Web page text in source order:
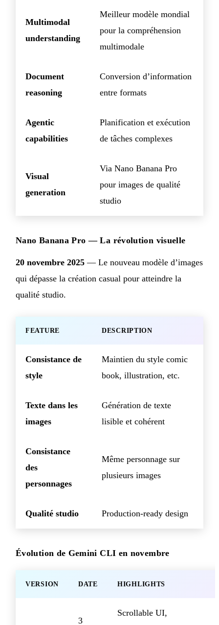
Multimodal
understanding
Meilleur modèle mondial
pour la compréhension
multimodale
Document
reasoning
Conversion d’information
entre formats
Agentic
capabilities
Planification et exécution
de tâches complexes
Visual
generation
Via Nano Banana Pro
pour images de qualité
studio
Nano Banana Pro — La révolution visuelle
20 novembre 2025 — Le nouveau modèle d’images
qui dépasse la création casual pour atteindre la
qualité studio.
FEATURE DESCRIPTION
Consistance de
style
Maintien du style comic
book, illustration, etc.
Texte dans les
images
Génération de texte
lisible et cohérent
Consistance
des
personnages
Même personnage sur
plusieurs images
Qualité studio Production-ready design
Évolution de Gemini CLI en novembre
VERSION DATE HIGHLIGHTS
3
Scrollable UI,